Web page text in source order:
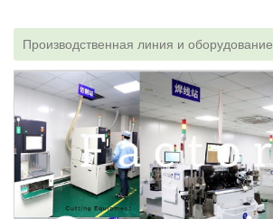
Производственная линия и оборудование